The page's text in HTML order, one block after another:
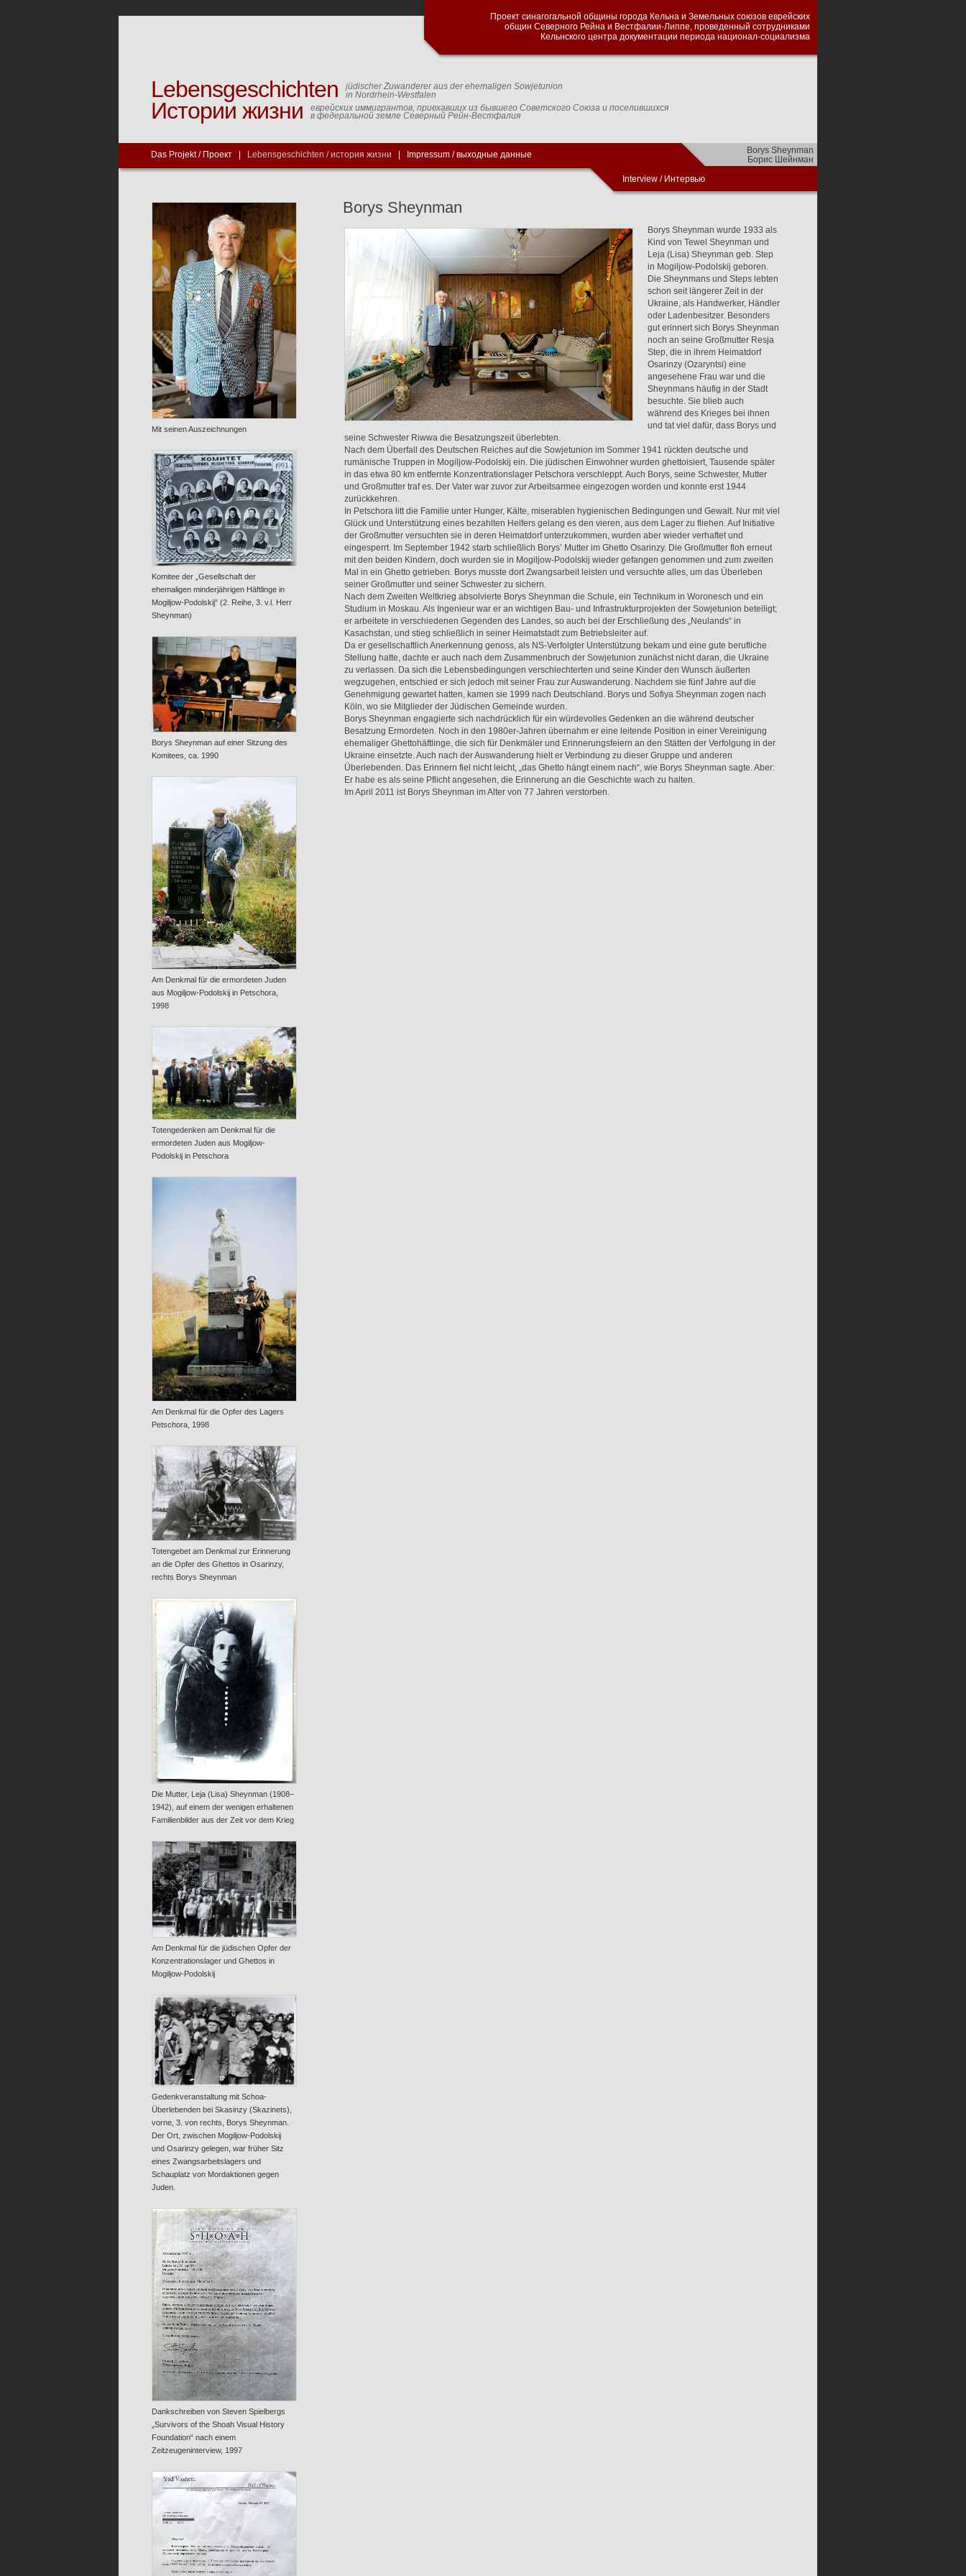
Проект синагогальной общины города Кельна и Земельных союзов еврейских
общин Северного Рейна и Вестфалии-Липпе, проведенный сотрудниками
Кельнского центра документации периода национал-социализма
Lebensgeschichten
jüdischer Zuwanderer aus der ehemaligen Sowjetunion
in Nordrhein-Westfalen
Истории жизни еврейских иммигрантов, приехавших из бывшего Советского Союза и поселившихся
в федеральной земле Северный Рейн-Вестфалия
Das Projekt / Проект Lebensgeschichten / история жизни Impressum / выходные данные
Borys Sheynman
Борис Шейнман
Interview/ Интервью
Mit seinen Auszeichnungen
Komitee der „Gesellschaft der
ehemaligen minderjährigen Häftlinge in
Mogiljow-Podolskij“ (2. Reihe, 3. v.l. Herr
Sheynman)
Borys Sheynman auf einer Sitzung des
Komitees, ca. 1990
Am Denkmal für die ermordeten Juden
aus Mogiljow-Podolskij in Petschora,
1998
Totengedenken am Denkmal für die
ermordeten Juden aus Mogiljow-
Podolskij in Petschora
Am Denkmal für die Opfer des Lagers
Petschora, 1998
Totengebet am Denkmal zur Erinnerung
an die Opfer des Ghettos in Osarinzy,
rechts Borys Sheynman
Die Mutter, Leja (Lisa) Sheynman (1908–
1942), auf einem der wenigen erhaltenen
Familienbilder aus der Zeit vor dem Krieg
Am Denkmal für die jüdischen Opfer der
Konzentrationslager und Ghettos in
Mogiljow-Podolskij
Gedenkveranstaltung mit Schoa-
Überlebenden bei Skasinzy (Skazinets),
vorne, 3. von rechts, Borys Sheynman.
Der Ort, zwischen Mogiljow-Podolskij
und Osarinzy gelegen, war früher Sitz
eines Zwangsarbeitslagers und
Schauplatz von Mordaktionen gegen
Juden.
Dankschreiben von Steven Spielbergs
„Survivors of the Shoah Visual History
Foundation“ nach einem
Zeitzeugeninterview, 1997
Borys Sheynman
Borys Sheynman wurde 1933 als
Kind von Tewel Sheynman und
Leja (Lisa) Sheynman geb. Step
in Mogiljow-Podolskij geboren.
Die Sheynmans und Steps lebten
schon seit längerer Zeit in der
Ukraine, als Handwerker, Händler
oder Ladenbesitzer. Besonders
gut erinnert sich Borys Sheynman
noch an seine Großmutter Resja
Step, die in ihrem Heimatdorf
Osarinzy (Ozaryntsi) eine
angesehene Frau war und die
Sheynmans häufig in der Stadt
besuchte. Sie blieb auch
während des Krieges bei ihnen
und tat viel dafür, dass Borys und
seine Schwester Riwwa die Besatzungszeit überlebten.
Nach dem Überfall des Deutschen Reiches auf die Sowjetunion im Sommer 1941 rückten deutsche und
rumänische Truppen in Mogiljow-Podolskij ein. Die jüdischen Einwohner wurden ghettoisiert, Tausende später
in das etwa 80 km entfernte Konzentrationslager Petschora verschleppt. Auch Borys, seine Schwester, Mutter
und Großmutter traf es. Der Vater war zuvor zur Arbeitsarmee eingezogen worden und konnte erst 1944
zurückkehren.
In Petschora litt die Familie unter Hunger, Kälte, miserablen hygienischen Bedingungen und Gewalt. Nur mit viel
Glück und Unterstützung eines bezahlten Helfers gelang es den vieren, aus dem Lager zu fliehen. Auf Initiative
der Großmutter versuchten sie in deren Heimatdorf unterzukommen, wurden aber wieder verhaftet und
eingesperrt. Im September 1942 starb schließlich Borys’ Mutter im Ghetto Osarinzy. Die Großmutter floh erneut
mit den beiden Kindern, doch wurden sie in Mogiljow-Podolskij wieder gefangen genommen und zum zweiten
Mal in ein Ghetto getrieben. Borys musste dort Zwangsarbeit leisten und versuchte alles, um das Überleben
seiner Großmutter und seiner Schwester zu sichern.
Nach dem Zweiten Weltkrieg absolvierte Borys Sheynman die Schule, ein Technikum in Woronesch und ein
Studium in Moskau. Als Ingenieur war er an wichtigen Bau- und Infrastrukturprojekten der Sowjetunion beteiligt;
er arbeitete in verschiedenen Gegenden des Landes, so auch bei der Erschließung des „Neulands“ in
Kasachstan, und stieg schließlich in seiner Heimatstadt zum Betriebsleiter auf.
Da er gesellschaftlich Anerkennung genoss, als NS-Verfolgter Unterstützung bekam und eine gute berufliche
Stellung hatte, dachte er auch nach dem Zusammenbruch der Sowjetunion zunächst nicht daran, die Ukraine
zu verlassen. Da sich die Lebensbedingungen verschlechterten und seine Kinder den Wunsch äußerten
wegzugehen, entschied er sich jedoch mit seiner Frau zur Auswanderung. Nachdem sie fünf Jahre auf die
Genehmigung gewartet hatten, kamen sie 1999 nach Deutschland. Borys und Sofiya Sheynman zogen nach
Köln, wo sie Mitglieder der Jüdischen Gemeinde wurden.
Borys Sheynman engagierte sich nachdrücklich für ein würdevolles Gedenken an die während deutscher
Besatzung Ermordeten. Noch in den 1980er-Jahren übernahm er eine leitende Position in einer Vereinigung
ehemaliger Ghettohäftlinge, die sich für Denkmäler und Erinnerungsfeiern an den Stätten der Verfolgung in der
Ukraine einsetzte. Auch nach der Auswanderung hielt er Verbindung zu dieser Gruppe und anderen
Überlebenden. Das Erinnern fiel nicht leicht, „das Ghetto hängt einem nach“, wie Borys Sheynman sagte. Aber:
Er habe es als seine Pflicht angesehen, die Erinnerung an die Geschichte wach zu halten.
Im April 2011 ist Borys Sheynman im Alter von 77 Jahren verstorben.